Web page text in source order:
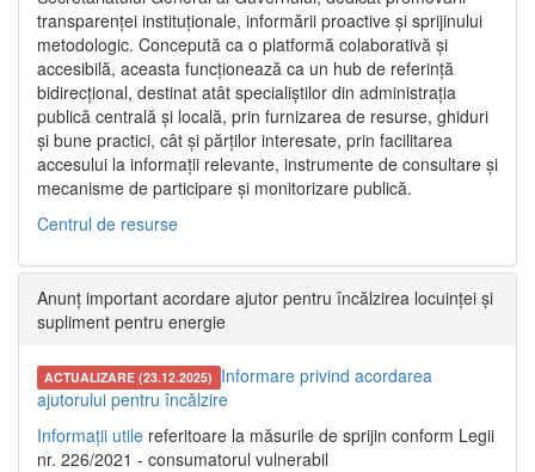
transparenței instituționale, informării proactive și sprijinului
metodologic. Concepută ca o platformă colaborativă și
accesibilă, aceasta funcționează ca un hub de referință
bidirecțional, destinat atât specialiștilor din administrația
publică centrală și locală, prin furnizarea de resurse, ghiduri
și bune practici, cât și părților interesate, prin facilitarea
accesului la informații relevante, instrumente de consultare și
mecanisme de participare și monitorizare publică.
Centrul de resurse
Anunț important acordare ajutor pentru încălzirea locuinței și
supliment pentru energie
ACTUALIZARE (23.12.2025) Informare privind acordarea
ajutorului pentru încălzire
Informații utile referitoare la măsurile de sprijin conform Legii
nr. 226/2021 - consumatorul vulnerabil